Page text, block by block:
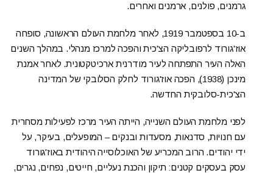
גרמנים, פולנים, ארמנים ואחרים.
ב-10 בספטמבר 1919, לאחר מלחמת העולם הראשונה, סופחה
אוז'גורוד לרפובליקה הצ'כית והפכה למרכז מנהלי. במהלך השנים
האלה העיר התפתחה לעיר מודרנית ארכיטקטונית. לאחר אמנת
מינכן (1938), הפכה אוז'גורוד לחלק הסלובקי של המדינה
הצ'כית-סלובקית החדשה.
לפני מלחמת העולם השנייה, הייתה העיר מרכז לפעילות מסחרית
עם חנויות, סדנאות, מסעדות ובנקים – המופעלים, בעיקר, על
ידי יהודים. הרוב המכריע של האוכלוסייה היהודית באוז'גורוד
עסק בעסקים קטנים: תיקון והכנת נעליים, חייטים, נפחים, נגרים,